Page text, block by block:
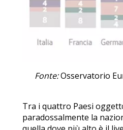
Fonte:Osservatorio
Tra i quattro Paesi
paradossalmente la